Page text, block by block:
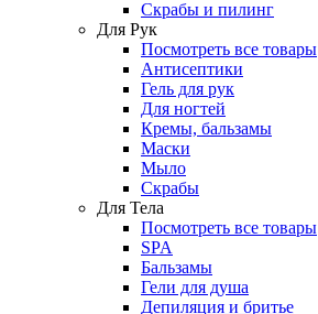
Скрабы и пилинг
Для Рук
Посмотреть все товары
Антисептики
Гель для рук
Для ногтей
Кремы, бальзамы
Маски
Мыло
Скрабы
Для Тела
Посмотреть все товары
SPA
Бальзамы
Гели для душа
Депиляция и бритье